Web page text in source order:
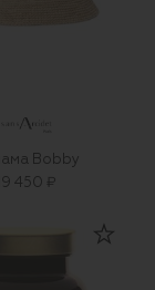
Bobby
19 450 ₽